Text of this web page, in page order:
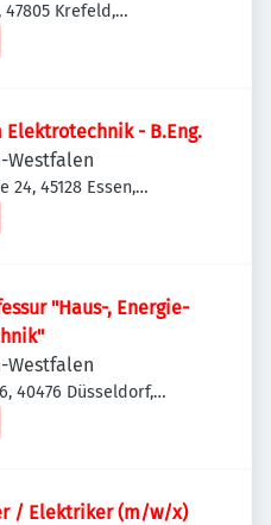
Krefeld,
Elektrotechnik - B.Eng.
Westfalen
24, 45128 Essen,
"Haus-, Energie-
Westfalen
40476 Düsseldorf,
/ Elektriker (m/w/x)